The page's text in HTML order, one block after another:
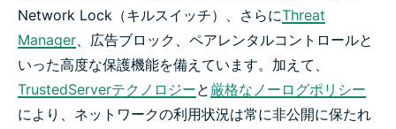
Network Lock（キルスイッチ）、さらにThreat
Manager、広告ブロック、ペアレンタルコントロールと
いった高度な保護機能を備えています。加えて、
TrustedServerテクノロジーと 厳格なノーログポリシー
により、ネットワークの利用状況は常に非公開に保たれ